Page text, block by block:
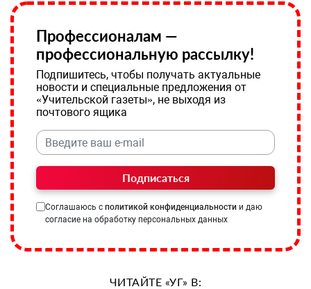
Профессионалам —
профессиональную рассылку!
Подпишитесь, чтобы получать актуальные
новости и специальные предложения от
«Учительской газеты», не выходя из
почтового ящика
Подписаться
Соглашаюсь с политикой конфиденциальности и даю
согласие на обработку персональных данных
ЧИТАЙТЕ «УГ» В: